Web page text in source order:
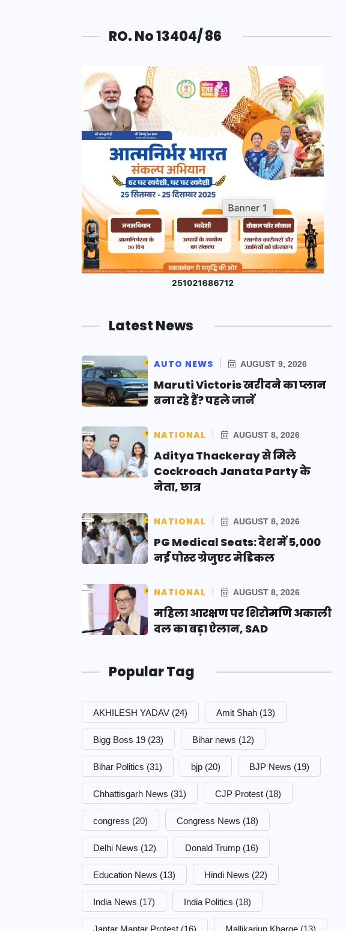
RO. No 13404/ 86
Latest News
AUTO NEWS AUGUST 9, 2026
Maruti Victoris खरीदने का प्लान
बना रहे हैं? पहले जानें
NATIONAL AUGUST 8, 2026
Aditya Thackeray से मिले
Cockroach Janata Party के
नेता, छात्र
NATIONAL AUGUST 8, 2026
PG Medical Seats: देश में 5,000
नई पोस्ट ग्रेजुएट मेडिकल
NATIONAL AUGUST 8, 2026
महिला आरक्षण पर शिरोमणि अकाली
दल का बड़ा ऐलान, SAD
Popular Tag
AKHILESH YADAV (24) Amit Shah (13)
Bigg Boss 19 (23) Bihar news (12)
Bihar Politics (31) bjp (20) BJP News (19)
Chhattisgarh News (31) CJP Protest (18)
congress (20) Congress News (18)
Delhi News (12) Donald Trump (16)
Education News (13) Hindi News (22)
India News (17) India Politics (18)
Jantar Mantar Protest (16) Mallikarjun Kharge (13)